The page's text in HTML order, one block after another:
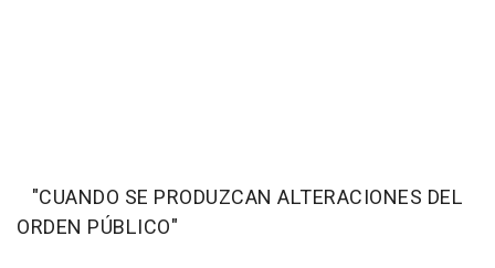
"CUANDO SE PRODUZCAN ALTERACIONES DEL
ORDEN PÚBLICO"